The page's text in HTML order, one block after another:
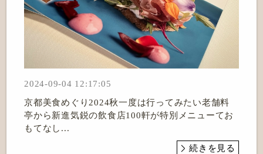
2024-09-04 12:17:05
京都美食めぐり2024秋一度は行ってみたい老舗料
亭から新進気鋭の飲食店100軒が特別メニューてお
もてなし...
続きを見る